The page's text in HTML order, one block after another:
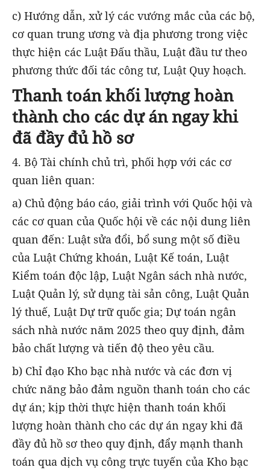
c) Hướng dẫn, xử lý các vướng mắc của các bộ,
cơ quan trung ương và địa phương trong việc
thực hiện các Luật Đấu thầu, Luật đầu tư theo
phương thức đối tác công tư, Luật Quy hoạch.
Thanh toán khối lượng hoàn
thành cho các dự án ngay khi
đã đầy đủ hồ sơ
4. Bộ Tài chính chủ trì, phối hợp với các cơ
quan liên quan:
a) Chủ động báo cáo, giải trình với Quốc hội và
các cơ quan của Quốc hội về các nội dung liên
quan đến: Luật sửa đổi, bổ sung một số điều
của Luật Chứng khoán, Luật Kế toán, Luật
Kiểm toán độc lập, Luật Ngân sách nhà nước,
Luật Quản lý, sử dụng tài sản công, Luật Quản
lý thuế, Luật Dự trữ quốc gia; Dự toán ngân
sách nhà nước năm 2025 theo quy định, đảm
bảo chất lượng và tiến độ theo yêu cầu.
b) Chỉ đạo Kho bạc nhà nước và các đơn vị
chức năng bảo đảm nguồn thanh toán cho các
dự án; kịp thời thực hiện thanh toán khối
lượng hoàn thành cho các dự án ngay khi đã
đầy đủ hồ sơ theo quy định, đẩy mạnh thanh
toán qua dịch vụ công trực tuyến của Kho bạc